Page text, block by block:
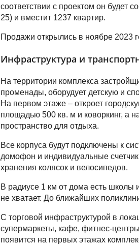
соответствии с проектом он будет
25) и вместит 1237 квартир.
Продажи открылись в ноябре 2023
Инфраструктура и
На территории комплекса
променады, оборудует детскую и
На первом этаже – откроет
площадью 500 кв. м и коворкинг, а
пространство для отдыха.
Все корпуса будут подключены к
домофон и индивидуальные
хранения колясок и велосипедов.
В радиусе 1 км от дома есть школы
не хватает. До ближайших
С торговой инфраструктурой в
супермаркеты, кафе, фитнес-
появится на первых этажах